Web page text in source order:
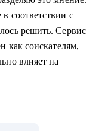
соответствии с
решить. Сервис
как соискателям,
влияет на